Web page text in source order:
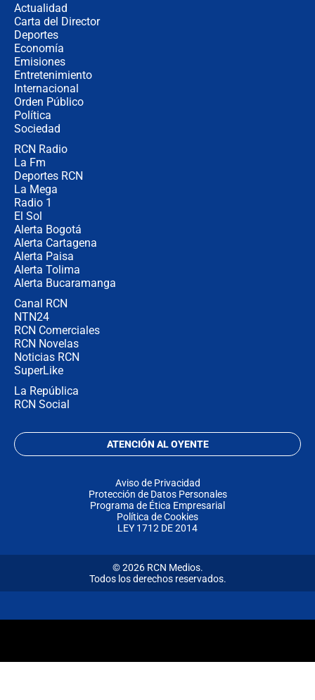
Actualidad
Carta del Director
Deportes
Economía
Emisiones
Entretenimiento
Internacional
Orden Público
Política
Sociedad
RCN Radio
La Fm
Deportes RCN
La Mega
Radio 1
El Sol
Alerta Bogotá
Alerta Cartagena
Alerta Paisa
Alerta Tolima
Alerta Bucaramanga
Canal RCN
NTN24
RCN Comerciales
RCN Novelas
Noticias RCN
SuperLike
La República
RCN Social
ATENCIÓN AL OYENTE
Aviso de Privacidad
Protección de Datos Personales
Programa de Ética Empresarial
Política de Cookies
LEY 1712 DE 2014
© 2026 RCN Medios.
Todos los derechos reservados.